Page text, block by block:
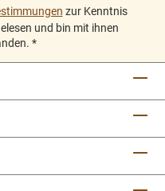
zur Kenntnis
und bin mit ihnen
*